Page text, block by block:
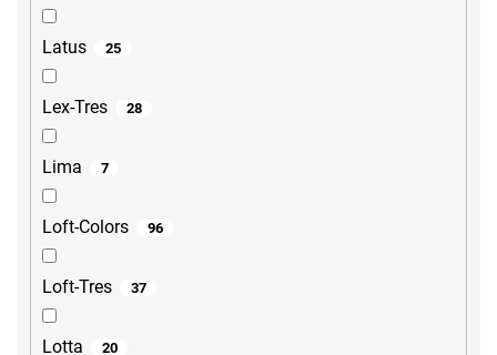
Latus 25
Lex-Tres 28
Lima 7
Loft-Colors 96
Loft-Tres 37
Lotta 20